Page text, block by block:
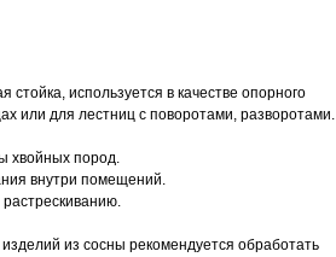
стойка, используется в качестве опорного
или для лестниц с поворотами, разворотами.
хвойных пород.
внутри помещений.
из сосны рекомендуется обработать